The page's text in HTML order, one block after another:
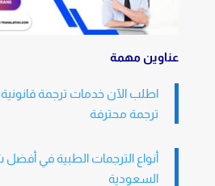
عناوين مهمة
اطلب الآن خدمات ترجمة
ترجمة محترفة
أنواع الترجمات الطبية في
السعودية